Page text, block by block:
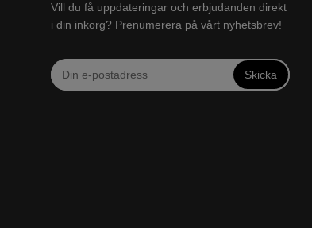
Vill du få uppdateringar och erbjudanden direkt
i din inkorg? Prenumerera på vårt nyhetsbrev!
Skicka